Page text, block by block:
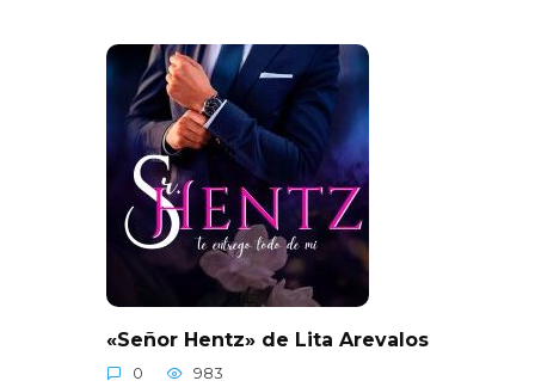
«Señor Hentz» de Lita Arevalos
0 983